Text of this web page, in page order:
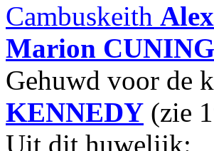
Cambuskeith
Marion
Gehuwd voor de
KENNEDY (zie
Uit dit huwelijk: